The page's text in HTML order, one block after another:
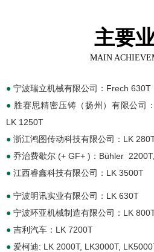
MAIN
主要
● 宁波瑞立机械有限公司：Frech
● 胜赛思精密压铸（扬州）有限公司
LK 1250T
● 浙江鸿图传动科技有限公司：LK
● 乔治费歇尔 (+ GF+ )：Bühler
● 江西睿鑫科技有限公司：LK 3500T
● 宁波明讯实业有限公司：LK 630T
● 宁波环亚机械制造有限公司：LK
● 吉利汽车：LK 7200T
● 爱柯迪: LK 2000T, LK3000T,